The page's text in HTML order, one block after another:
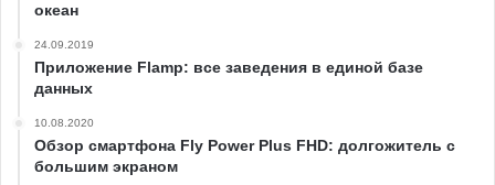
океан
24.09.2019
Приложение Flamp: все заведения в единой базе
данных
10.08.2020
Обзор смартфона Fly Power Plus FHD: долгожитель с
большим экраном